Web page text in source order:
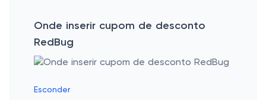
Onde inserir cupom de desconto
RedBug
Esconder